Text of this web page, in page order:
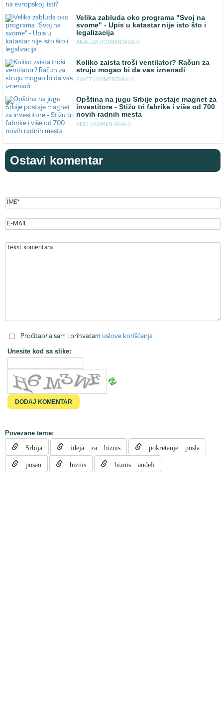
Velika zabluda oko programa "Svoj na
svome" - Upis u katastar nije isto što i
legalizacija
ANALIZA | KOMENTARA: 0
Koliko zaista troši ventilator? Račun za
struju mogao bi da vas iznenadi
SAVET | KOMENTARA: 0
Opština na jugu Srbije postaje magnet za
investitore - Stižu tri fabrike i više od 700
novih radnih mesta
VEST | KOMENTARA: 0
Ostavi komentar
Pročitao/la sam i prihvatam uslove korišćenja
Unesite kod sa slike:
Povezane teme:
Srbija ideja za biznis pokretanje posla
posao biznis biznis anđeli